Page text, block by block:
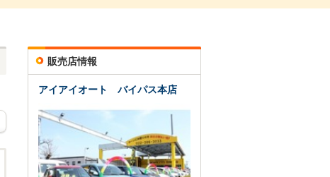
販売店情報
アイアイオート バイパス本店